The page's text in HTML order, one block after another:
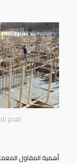
نقدم
أهمية المقاول